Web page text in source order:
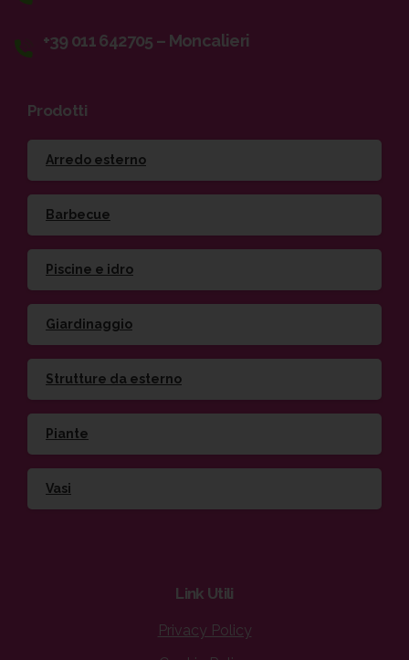
+39 011 642705 – Moncalieri
Prodotti
Arredo esterno
Barbecue
Piscine e idro
Giardinaggio
Strutture da esterno
Piante
Vasi
Link Utili
Privacy Policy